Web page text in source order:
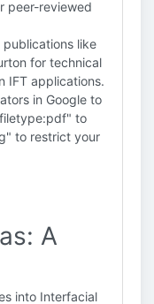
peer-reviewed
like
for technical
IFT applications.
in Google to
to
to restrict your
A
into Interfacial